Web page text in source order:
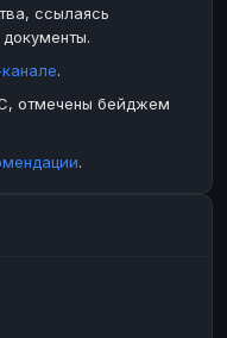
ссылаясь
.
отмечены бейджем
.